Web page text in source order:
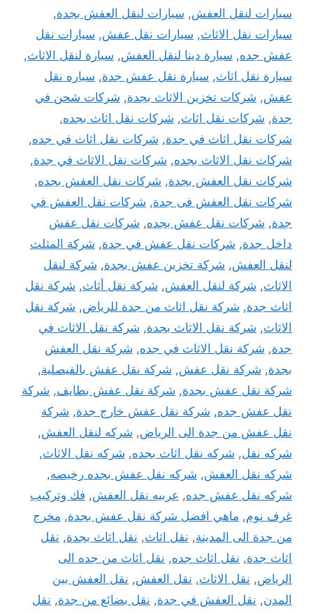
سيارات لنقل العفش, سيارات لنقل العفش بجدة,
سيارات نقل الاثاث, سيارات نقل عفش, سيارات نقل
عفش جده, سيارة دينا لنقل العفش, سيارة لنقل الاثاث,
سيارة نقل اثاث, سيارة نقل عفش جدة, سياره نقل
عفش, شركات تخزين الاثاث بجدة, شركات شحن في
جدة, شركات نقل اثاث, شركات نقل اثاث بجده,
شركات نقل اثاث في جدة, شركات نقل اثاث في جده,
شركات نقل الاثاث بجده, شركات نقل الاثاث في جدة,
شركات نقل العفش بجدة, شركات نقل العفش بجده,
شركات نقل العفش فى جدة, شركات نقل العفش في
جدة, شركات نقل عفش بجده, شركات نقل عفش
داخل جدة, شركات نقل عفش في جدة, شركة المثلث
لنقل العفش, شركة تخزين عفش بجدة, شركة لنقل
الاثاث, شركة لنقل العفش, شركة نقل أثاث, شركة نقل
اثاث جدة, شركة نقل اثاث من جدة للرياض, شركة نقل
الاثاث, شركة نقل الاثاث بجدة, شركة نقل الاثاث في
جدة, شركة نقل الاثاث في جده, شركة نقل العفش
بجدة, شركة نقل عفش, شركة نقل عفش بالفيصلية,
شركة نقل عفش بجدة, شركة نقل عفش بطايف, شركة
نقل عفش جده, شركة نقل عفش خارج جدة, شركة
نقل عفش من جدة الى الرياض, شركه لنقل العفش,
شركه نقل, شركه نقل اثاث بجده, شركه نقل الاثاث,
شركه نقل العفش, شركه نقل عفش بجده رخيصه,
شركه نقل عفش جده, عربيه نقل العفش, فك وتركيب
غرف نوم, ماهي افضل شركة نقل عفش بجدة, مخرج
من جدة الى المدينة, نقل اثاث, نقل اثاث بجدة, نقل
اثاث جدة, نقل اثاث جده, نقل اثاث من جده الى
الرياض, نقل الاثاث, نقل العفش, نقل العفش بين
المدن, نقل العفش في جدة, نقل بضائع من جدة, نقل